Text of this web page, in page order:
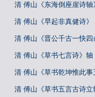
清 傅山《东海倒座崖诗轴
清 傅山《早起非真健诗》
清 傅山《晋公千古一快四
清 傅山《草书七言诗》轴
清 傅山《草书乾坤惟此事
清 傅山《草书五言古诗立